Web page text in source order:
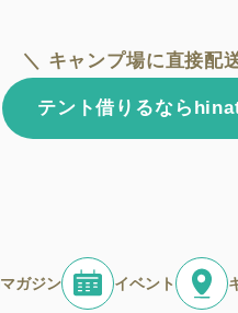
＼ キャンプ場に直接配
テント借りるなら
マガジン イベント